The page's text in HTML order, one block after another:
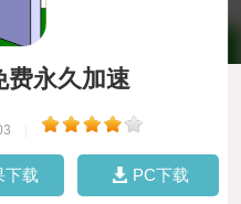
费永久加速
下载 PC下载